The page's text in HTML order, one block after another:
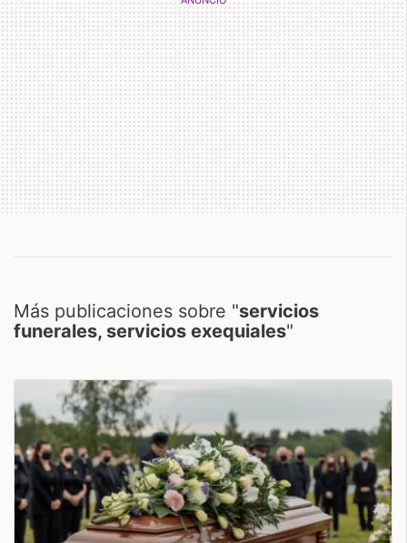
Más publicaciones sobre "servicios
funerales, servicios exequiales"